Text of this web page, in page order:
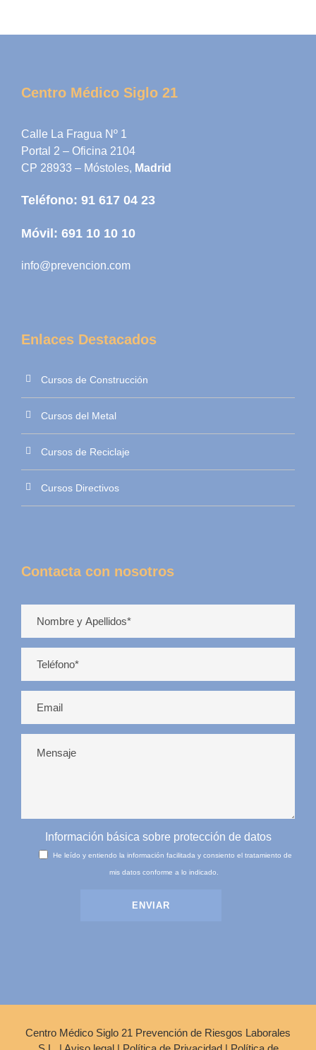
Centro Médico Siglo 21
Calle La Fragua Nº 1
Portal 2 – Oficina 2104
CP 28933 – Móstoles, Madrid
Teléfono: 91 617 04 23
Móvil: 691 10 10 10
info@prevencion.com
Enlaces Destacados
Cursos de Construcción
Cursos del Metal
Cursos de Reciclaje
Cursos Directivos
Contacta con nosotros
Información básica sobre protección de datos
He leído y entiendo la información facilitada y consiento el tratamiento de
mis datos conforme a lo indicado.
Centro Médico Siglo 21 Prevención de Riesgos Laborales